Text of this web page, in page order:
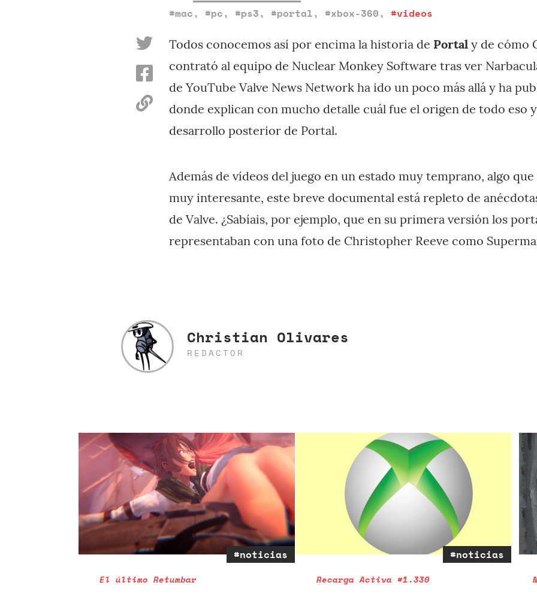
#mac, #pc, #ps3, #portal, #xbox-360, #videos
Todos conocemos así por encima la historia de Portal y de cómo
contrató al equipo de Nuclear Monkey Software tras ver
de YouTube Valve News Network ha ido un poco más allá y ha
donde explican con mucho detalle cuál fue el origen de todo eso
desarrollo posterior de Portal.
Además de vídeos del juego en un estado muy temprano, algo
muy interesante, este breve documental está repleto de
de Valve. ¿Sabíais, por ejemplo, que en su primera versión los
representaban con una foto de Christopher Reeve como
Christian Olivares
REDACTOR
#noticias
El último Retumbar
#noticias
Recarga Activa #1.330